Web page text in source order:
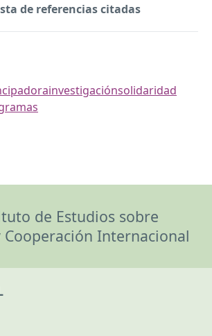
de referencias citadas
investigaciónsolidaridad
de Estudios sobre
Internacional